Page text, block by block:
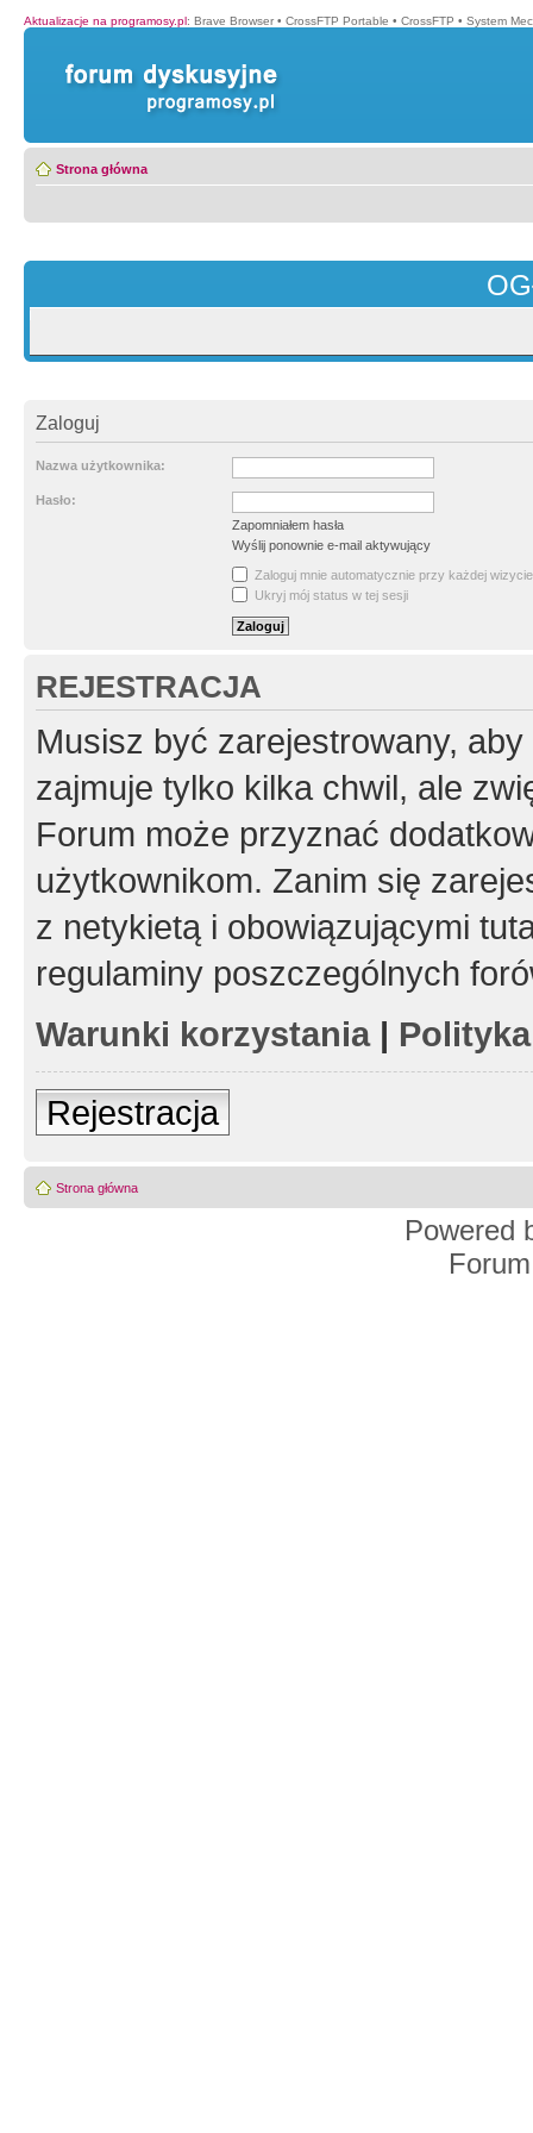
Aktualizacje na programosy.pl: Brave Browser • CrossFTP Portable • CrossFTP • System
Strona główna
Zaloguj
Nazwa użytkownika:
Hasło:
Zapomniałem hasła
Wyślij ponownie e-mail aktywujący
Zaloguj mnie automatycznie przy każdej wizycie
Ukryj mój status w tej sesji
REJESTRACJA
Musisz być zarejestrowany,
zajmuje tylko kilka chwil, ale
Forum może przyznać
użytkownikom. Zanim się
z netykietą i obowiązującymi
regulaminy poszczególnych
Warunki korzystania|
Rejestracja
Strona główna
Powered